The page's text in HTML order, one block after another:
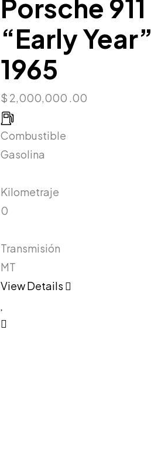
Porsche 911
“Early Year”
1965
$ 2,000,000 .00
Combustible
Gasolina
Kilometraje
0
Transmisión
MT
View Details